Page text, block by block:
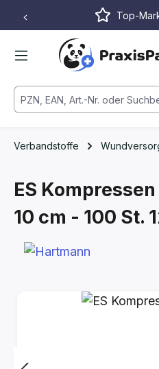
Zum Hauptinhalt springen
Top-
Verbandstoffe
ES
10 cm - 100 St.
Bildergalerie